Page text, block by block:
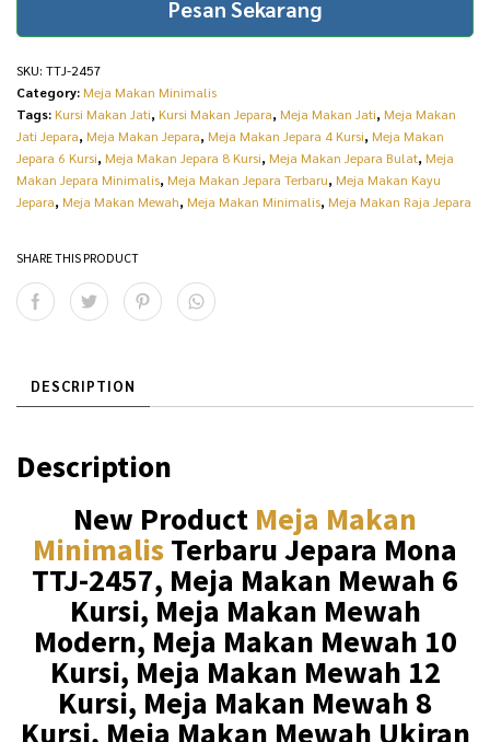
w
a
s
:
2
0
0
.
0
0
0
.
e
:
R
p
1
0
0
.
Pesan Sekarang
SKU: TTJ-2457
Category: Meja Makan Minimalis
Tags: Kursi Makan Jati, Kursi Makan Jepara, Meja Makan Jati, Meja Makan
Jati Jepara, Meja Makan Jepara, Meja Makan Jepara 4 Kursi, Meja Makan
Jepara 6 Kursi, Meja Makan Jepara 8 Kursi, Meja Makan Jepara Bulat, Meja
Makan Jepara Minimalis, Meja Makan Jepara Terbaru, Meja Makan Kayu
Jepara, Meja Makan Mewah, Meja Makan Minimalis, Meja Makan Raja Jepara
SHARE THIS PRODUCT
DESCRIPTION
Description
New Product Meja Makan
MinimalisTerbaru Jepara Mona
TTJ-2457, Meja Makan Mewah 6
Kursi, Meja Makan Mewah
Modern, Meja Makan Mewah 10
Kursi, Meja Makan Mewah 12
Kursi, Meja Makan Mewah 8
Kursi, Meja Makan Mewah Ukiran